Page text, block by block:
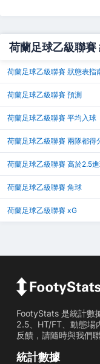
荷蘭足球乙級聯賽
荷蘭足球乙級聯賽 狀態表指
荷蘭足球乙級聯賽 預測
荷蘭足球乙級聯賽 平均入球
荷蘭足球乙級聯賽 兩隊都得
荷蘭足球乙級聯賽 高於2.5
荷蘭足球乙級聯賽 角球
荷蘭足球乙級聯賽 xG
FootyStats 是統計數
2.5、HT/FT、動態場
反饋，請隨時與我們聯
統計數據